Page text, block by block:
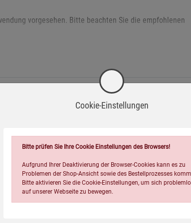
vorgesehen. Bitte beachten Sie die empfohlenen
oder andere Korbblütler allergisch reagieren.
Bestandteil der europäischen Kräuterheilkunde. Frisch
und Reste können über die lokale Recyclingstation
Cookie-Einstellungen
Bitte prüfen Sie Ihre Cookie Einstellungen des Browsers!
Aufgrund Ihrer Deaktivierung der Browser-Cookies kann es zu
Problemen der Shop-Ansicht sowie des Bestellprozesses
Bitte aktivieren Sie die Cookie-Einstellungen, um sich
auf unserer Webseite zu bewegen.